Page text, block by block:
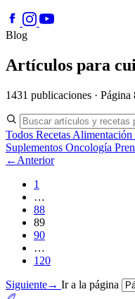
Blog
Artículos para
1431 publicaciones · Página
Todos Recetas Alimentación
Suplementos Oncología
← Anterior
1
…
88
89
90
…
120
Siguiente→ Ir a la página